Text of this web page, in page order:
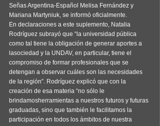
Señas Argentina-Español Melisa Fernández y
Mariana Martyniuk, se informó oficialmente.
En declaraciones a este suplemento, Natalia
Rodríguez subrayó que “la universidad pública
como tal tiene la obligación de generar aportes a
lasociedad y la UNDAV, en particular, tiene el
compromiso de formar profesionales que se
detengan a observar cuáles son las necesidades
de la región”. Rodríguez explicó que con la
creación de esa materia “no sólo le
brindamosherramientas a nuestros futuros y futuras
graduadas, sino que también le facilitamos la
participación en todos los ámbitos de nuestra